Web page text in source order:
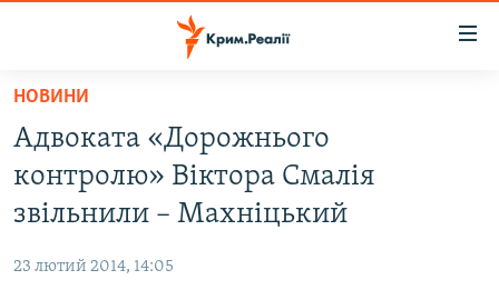
Перейти
основного
матеріалу
Перейти
до
основної
ВОДА.КРИМ
ВІДЕО ТА ФОТО
БЛОГИ
НОВИНИ
Адвоката «Дорожнього
контролю» Віктора Смалія
звільнили – Махніцький
23 лютий 2014, 14:05